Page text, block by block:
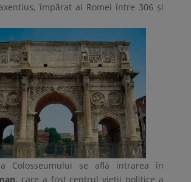
împărat al Romei între 306 şi
Colosseumului se află intrarea în
care a fost centrul vieții politice a